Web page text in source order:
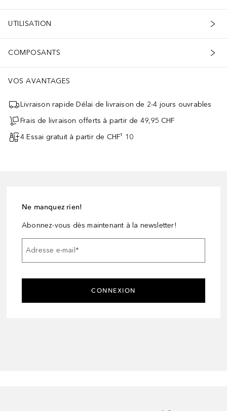
UTILISATION
COMPOSANTS
VOS AVANTAGES
Livraison rapide Délai de livraison de 2-4 jours ouvrables
Frais de livraison offerts à partir de 49,95 CHF
4 Essai gratuit à partir de CHF¹ 10
Ne manquez rien!
Abonnez-vous dès maintenant à la newsletter!
Adresse e-mail*
CONNEXION